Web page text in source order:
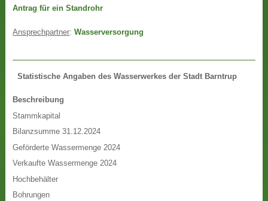
Antrag für ein Standrohr
Ansprechpartner:Wasserversorgung
Statistische Angaben des Wasserwerkes der Stadt Barntrup
Beschreibung
Stammkapital
Bilanzsumme 31.12.2024
Geförderte Wassermenge 2024
Verkaufte Wassermenge 2024
Hochbehälter
Bohrungen